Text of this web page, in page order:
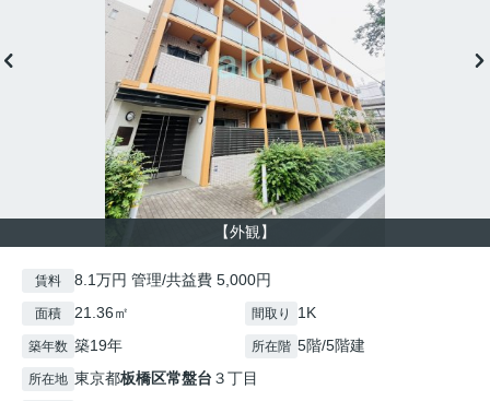
【外観】
賃料 8.1万円 管理/共益費 5,000円
面積 21.36㎡ 間取り 1K
築年数 築19年 所在階 5階/5階建
所在地 東京都板橋区常盤台 ３丁目